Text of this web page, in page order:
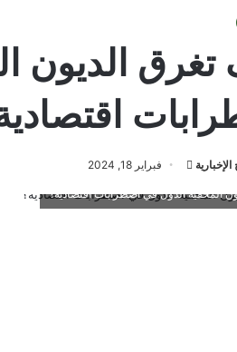
الديون
أرسل
إلكترونيا
فبراير 18, 2024
المخفية الدول في اضطرابات اقتصادية؟